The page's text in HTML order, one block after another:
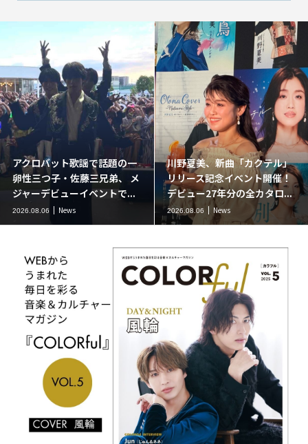
アクロバット歌謡で話題の一
卵性三つ子・佐藤三兄弟、 メ
ジャーデビューイベントで...
2026.08.06 News
川野夏美、新曲「カクテル」
リリース記念イベント開催！
デビュー27年分の全カタロ...
2026.08.06 News